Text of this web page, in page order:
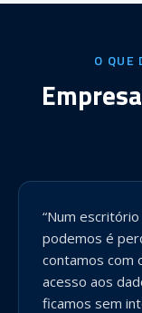
O QUE
“Num
podemos é
contamos com
acesso aos
ficamos sem